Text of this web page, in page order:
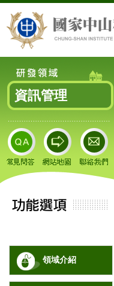
資訊管理
領域介紹